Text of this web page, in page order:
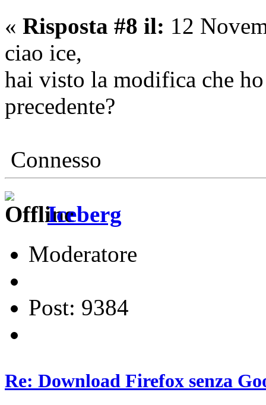
« Risposta #8 il: 12
ciao ice,
hai visto la modifica che
precedente?
Connesso
Iceberg
Moderatore
Post: 9384
Re: Download Firefox senza